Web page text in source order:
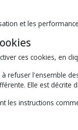
et les
ces cookies, en
refuser l'ensemble
Elle est
les instructions